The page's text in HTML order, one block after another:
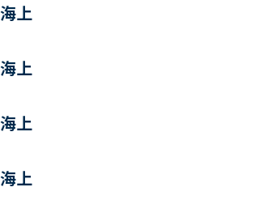
海上
海上
海上
海上